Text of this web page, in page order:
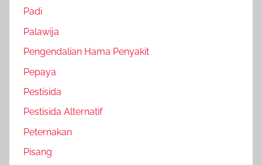
Padi
Palawija
Pengendalian Hama Penyakit
Pepaya
Pestisida
Pestisida Alternatif
Peternakan
Pisang